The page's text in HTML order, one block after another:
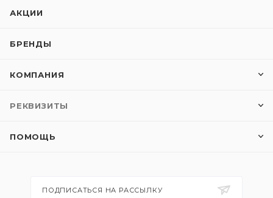
АКЦИИ
БРЕНДЫ
КОМПАНИЯ
РЕКВИЗИТЫ
ПОМОЩЬ
ПОДПИСАТЬСЯ НА РАССЫЛКУ